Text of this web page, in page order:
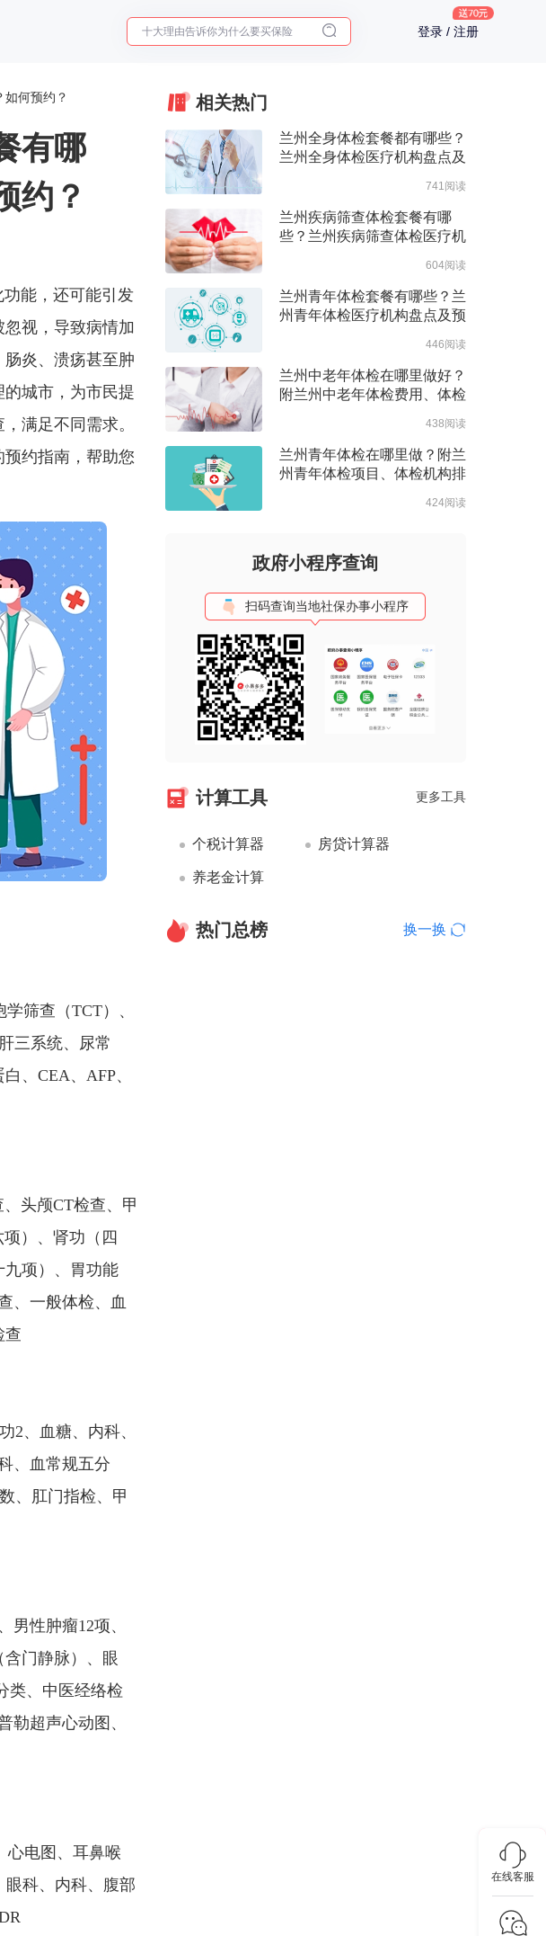
入职体检在线预约 登录 / 注册
在线客服
何预约？
有哪
约？
能，还可能引发
视，导致病情加
炎、溃疡甚至肿
城市，为市民提
满足不同需求。
约指南，帮助您
筛查（TCT）、
三系统、尿常
、CEA、AFP、
头颅CT检查、甲
）、肾功（四
项）、胃功能
、一般体检、血
查
、血糖、内科、
、血常规五分
、肛门指检、甲
性肿瘤12项、
门静脉）、眼
类、中医经络检
勒超声心动图、
电图、耳鼻喉
眼科、内科、腹部
相关热门
兰州全身体检套餐都有哪些？
兰州全身体检医疗机构盘点及
741阅读
兰州疾病筛查体检套餐有哪
些？兰州疾病筛查体检医疗机
604阅读
兰州青年体检套餐有哪些？兰
州青年体检医疗机构盘点及预
446阅读
兰州中老年体检在哪里做好？
附兰州中老年体检费用、体检
438阅读
兰州青年体检在哪里做？附兰
州青年体检项目、体检机构排
424阅读
政府小程序查询
扫码查询当地社保办事小程序
计算工具 更多工具
个税计算器 房贷计算器
养老金计算
热门总榜 换一换